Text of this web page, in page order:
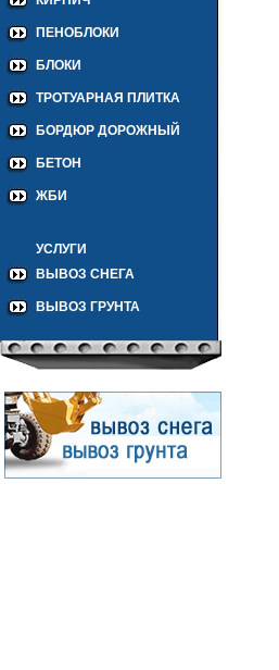
ПЕНОБЛОКИ
БЛОКИ
ТРОТУАРНАЯ ПЛИТКА
БОРДЮР ДОРОЖНЫЙ
БЕТОН
ЖБИ
УСЛУГИ
ВЫВОЗ СНЕГА
ВЫВОЗ ГРУНТА